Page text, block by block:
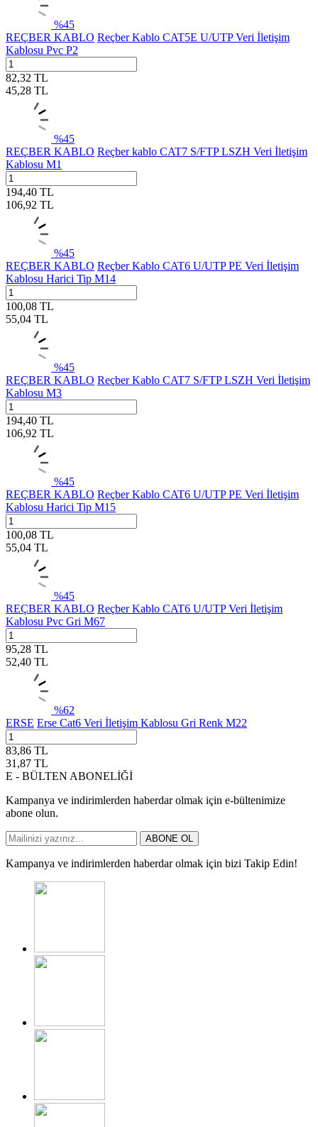
%45
REÇBER KABLO Reçber Kablo CAT5E U/UTP Veri İletişim
Kablosu Pvc P2
82,32 TL
45,28 TL
%45
REÇBER KABLO Reçber kablo CAT7 S/FTP LSZH Veri İletişim
Kablosu M1
194,40 TL
106,92 TL
%45
REÇBER KABLO Reçber Kablo CAT6 U/UTP PE Veri İletişim
Kablosu Harici Tip M14
100,08 TL
55,04 TL
%45
REÇBER KABLO Reçber Kablo CAT7 S/FTP LSZH Veri İletişim
Kablosu M3
194,40 TL
106,92 TL
%45
REÇBER KABLO Reçber Kablo CAT6 U/UTP PE Veri İletişim
Kablosu Harici Tip M15
100,08 TL
55,04 TL
%45
REÇBER KABLO Reçber Kablo CAT6 U/UTP Veri İletişim
Kablosu Pvc Gri M67
95,28 TL
52,40 TL
%62
ERSE Erse Cat6 Veri İletişim Kablosu Gri Renk M22
83,86 TL
31,87 TL
E - BÜLTEN ABONELİĞİ
Kampanya ve indirimlerden haberdar olmak için e-bültenimize
abone olun.
ABONE OL
Kampanya ve indirimlerden haberdar olmak için bizi Takip Edin!